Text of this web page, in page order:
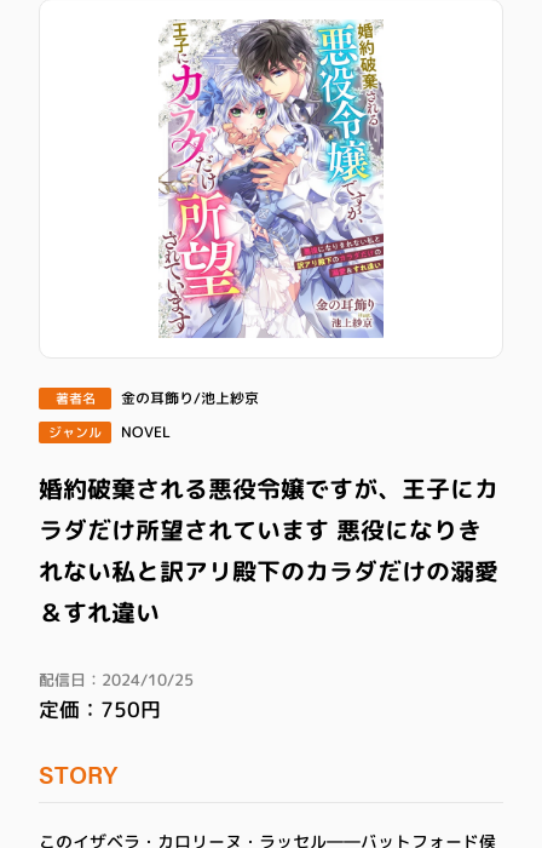
著者名 金の耳飾り/池上紗京
ジャンル NOVEL
婚約破棄される悪役令嬢ですが、王子にカ
ラダだけ所望されています 悪役になりき
れない私と訳アリ殿下のカラダだけの溺愛
＆すれ違い
配信日：2024/10/25
定価：750円
STORY
このイザベラ・カロリーヌ・ラッセル――バットフォード侯